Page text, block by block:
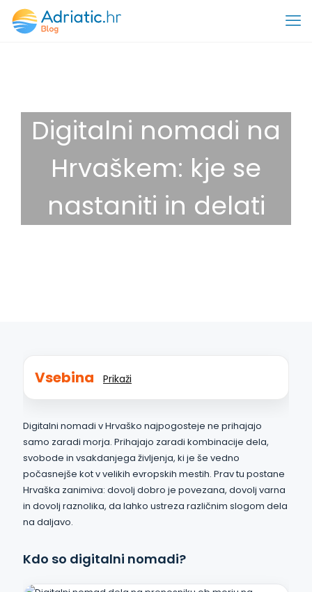
Digitalni nomadi na
Hrvaškem: kje se
nastaniti in delati
Vsebina Prikaži
Digitalni nomadi v Hrvaško najpogosteje ne prihajajo
samo zaradi morja. Prihajajo zaradi kombinacije dela,
svobode in vsakdanjega življenja, ki je še vedno
počasnejše kot v velikih evropskih mestih. Prav tu postane
Hrvaška zanimiva: dovolj dobro je povezana, dovolj varna
in dovolj raznolika, da lahko ustreza različnim slogom dela
na daljavo.
Kdo so digitalni nomadi?